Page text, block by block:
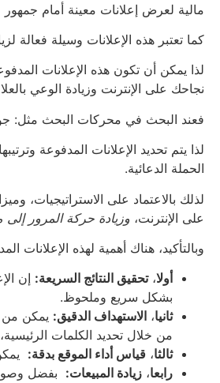
مالية لعرض إعلانات معينة أمام
كما تعتبر هذه الإعلانات وسيلة فعالة
لذا يمكن أن تكون هذه الإعلانات
نجاحك على الإنترنت وزيادة الوعي
فعند البحث في محركات البحث مثل:
لذا يتم تحديد الإعلانات المدفوعة
الحملة الدعائية.
لذلك بالاعتماد على الاستراتيجيات،
على الإنترنت، وزيادة حركة المرور
وبالتأكيد، هناك أهمية لهذه
أولا،تحقيق النتائج السريعة: إن
بشكل سريع وملحوظ.
ثانيا، الاستهداف الدقيق: يمكن من
من خلال تحديد الكلمات
ثالثا، قياس أداء الموقع بدقة:
رابعا، زيادة المبيعات: بفضل